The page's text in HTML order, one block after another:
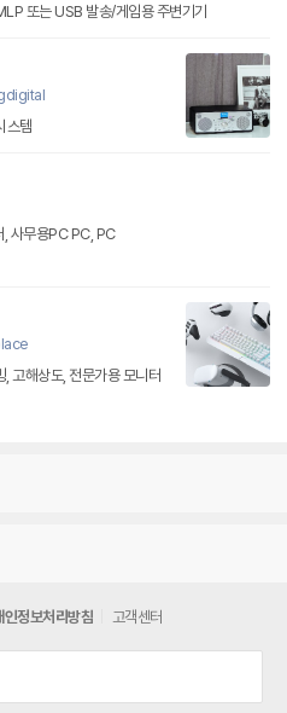
또는 USB 발송/게임용 주변기기
스템
리사이클IT기기, 피벗모니터, 사무용모니터, 사무용PC PC, PC
고해상도, 전문가용 모니터
인정보처리방침 고객센터